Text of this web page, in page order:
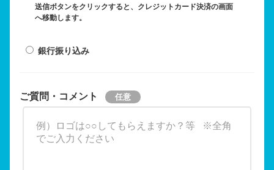
送信ボタンをクリックすると、クレジットカード決済の画面
へ移動します。
銀行振り込み
ご質問・コメント